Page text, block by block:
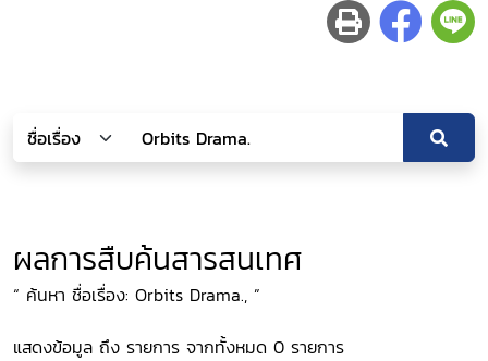
ผลการสืบค้นสารสนเทศ
“ ค้นหา ชื่อเรื่อง: Orbits Drama., ”
แสดงข้อมูล ถึง รายการ จากทั้งหมด 0 รายการ